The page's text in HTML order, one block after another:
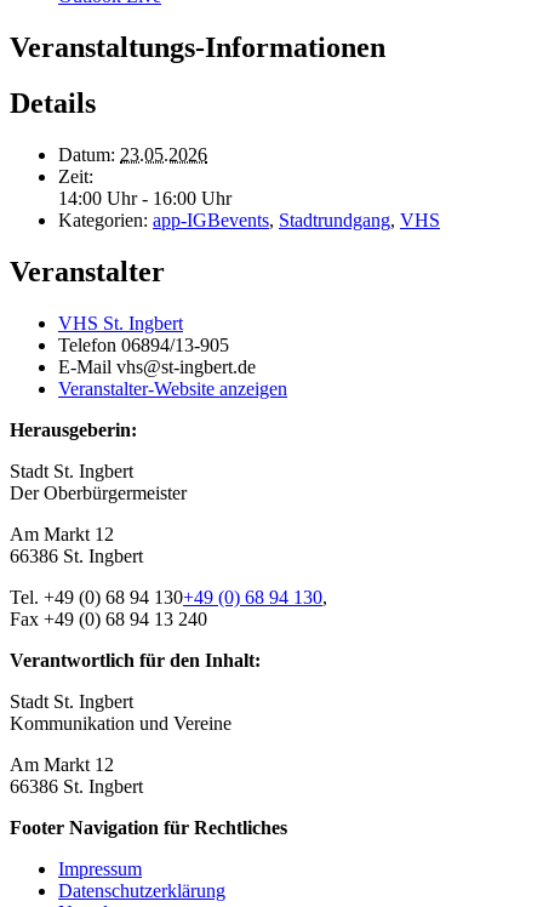
Veranstaltungs-Informationen
Details
Datum: 23.05.2026
Zeit:
14:00 Uhr - 16:00 Uhr
Kategorien: app-IGBevents, Stadtrundgang, VHS
Veranstalter
VHS St. Ingbert
Telefon 06894/13-905
E-Mail vhs@st-ingbert.de
Veranstalter-Website anzeigen
Herausgeberin:
Stadt St. Ingbert
Der Oberbürger­meister
Am Markt 12
66386 St. Ingbert
Tel. +49 (0) 68 94 130+49 (0) 68 94 130,
Fax +49 (0) 68 94 13 240
Verantwortlich für den Inhalt:
Stadt St. Ingbert
Kommunikation und Vereine
Am Markt 12
66386 St. Ingbert
Footer Navigation für Rechtliches
Impressum
Datenschutz­erklärung